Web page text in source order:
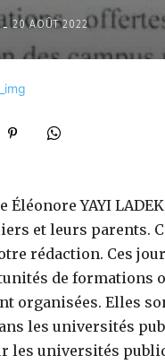
- 20 AOÛT 2022
YAYI
et leurs parents.
rédaction. Ces
de formations
organisées. Elles
les universités
les universités